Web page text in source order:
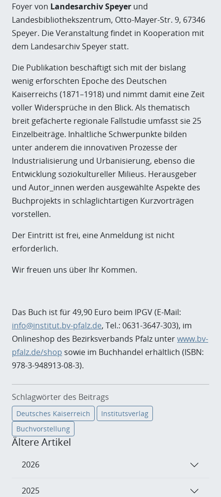
Foyer von Landesarchiv Speyer und
Landesbibliothekszentrum, Otto-Mayer-Str. 9, 67346
Speyer. Die Veranstaltung findet in Kooperation mit
dem Landesarchiv Speyer statt.
Die Publikation beschäftigt sich mit der bislang
wenig erforschten Epoche des Deutschen
Kaiserreichs (1871–1918) und nimmt damit eine Zeit
voller Widersprüche in den Blick. Als thematisch
breit gefächerte regionale Fallstudie umfasst sie 25
Einzelbeiträge. Inhaltliche Schwerpunkte bilden
unter anderem die innovativen Prozesse der
Industrialisierung und Urbanisierung, ebenso die
Entwicklung soziokultureller Milieus. Herausgeber
und Autor_innen werden ausgewählte Aspekte des
Buchprojekts in schlaglichtartigen Kurzvorträgen
vorstellen.
Der Eintritt ist frei, eine Anmeldung ist nicht
erforderlich.
Wir freuen uns über Ihr Kommen.
Das Buch ist für 49,90 Euro beim IPGV (E-Mail:
info@institut.bv-pfalz.de, Tel.: 0631-3647-303), im
Onlineshop des Bezirksverbands Pfalz unterwww.bv-
pfalz.de/shop sowie im Buchhandel erhältlich (ISBN:
978-3-948913-08-3).
Schlagwörter des Beitrags
Deutsches Kaiserreich
Institutsverlag
Buchvorstellung
Ältere Artikel
2026
2025